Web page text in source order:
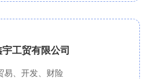
工贸有限公司
易、开发、财险